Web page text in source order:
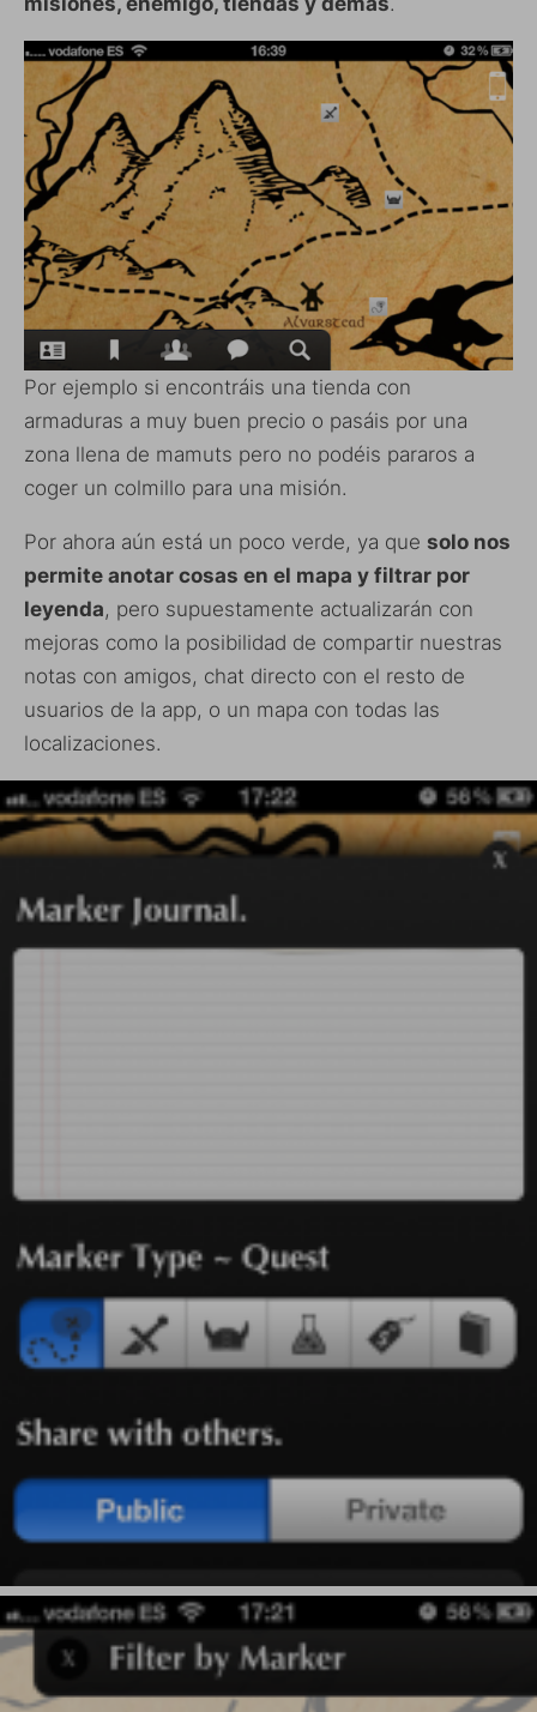
Por ejemplo si encontráis una tienda con
armaduras a muy buen precio o pasáis por una
zona llena de mamuts pero no podéis pararos a
coger un colmillo para una misión.
Por ahora aún está un poco verde, ya que solo nos
permite anotar cosas en el mapa y filtrar por
leyenda, pero supuestamente actualizarán con
mejoras como la posibilidad de compartir nuestras
notas con amigos, chat directo con el resto de
usuarios de la app, o un mapa con todas las
localizaciones.